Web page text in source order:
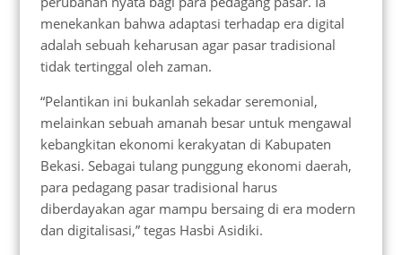
menekankan bahwa adaptasi terhadap era digital
adalah sebuah keharusan agar pasar tradisional
tidak tertinggal oleh zaman.
“Pelantikan ini bukanlah sekadar seremonial,
melainkan sebuah amanah besar untuk mengawal
kebangkitan ekonomi kerakyatan di Kabupaten
Bekasi. Sebagai tulang punggung ekonomi daerah,
para pedagang pasar tradisional harus
diberdayakan agar mampu bersaing di era modern
dan digitalisasi,” tegas Hasbi Asidiki.